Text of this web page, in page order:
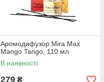
Аромодифузор Mira Max
Mango Tango, 110 мл
В наявності
279 ₴